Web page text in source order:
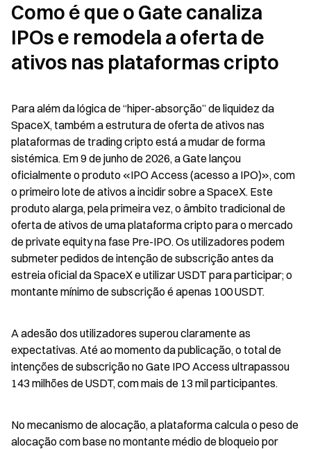
Como é que o Gate canaliza
IPOs e remodela a oferta de
ativos nas plataformas cripto
Para além da lógica de “hiper-absorção” de liquidez da
SpaceX, também a estrutura de oferta de ativos nas
plataformas de trading cripto está a mudar de forma
sistémica. Em 9 de junho de 2026, a Gate lançou
oficialmente o produto «IPO Access (acesso a IPO)», com
o primeiro lote de ativos a incidir sobre a SpaceX. Este
produto alarga, pela primeira vez, o âmbito tradicional de
oferta de ativos de uma plataforma cripto para o mercado
de private equity na fase Pre-IPO. Os utilizadores podem
submeter pedidos de intenção de subscrição antes da
estreia oficial da SpaceX e utilizar USDT para participar; o
montante mínimo de subscrição é apenas 100 USDT.
A adesão dos utilizadores superou claramente as
expectativas. Até ao momento da publicação, o total de
intenções de subscrição no Gate IPO Access ultrapassou
143 milhões de USDT, com mais de 13 mil participantes.
No mecanismo de alocação, a plataforma calcula o peso de
alocação com base no montante médio de bloqueio por